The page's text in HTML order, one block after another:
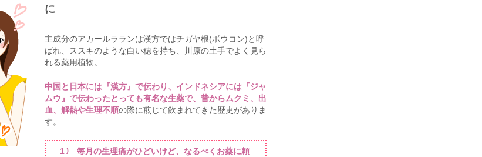
に
主成分のアカールラランは漢方ではチガヤ根(ボウコン)と呼
ばれ、ススキのような白い穂を持ち、川原の土手でよく見ら
れる薬用植物。
中国と日本には『漢方』で伝わり、インドネシアには『ジャ
ムウ』で伝わったとっても有名な生薬で、昔からムクミ、出
血、解熱や生理不順の際に煎じて飲まれてきた歴史がありま
す。
毎月の生理痛がひどいけど、なるべくお薬に頼